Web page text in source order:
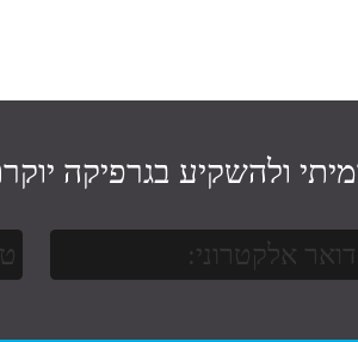
ולהשקיע בגרפיקה